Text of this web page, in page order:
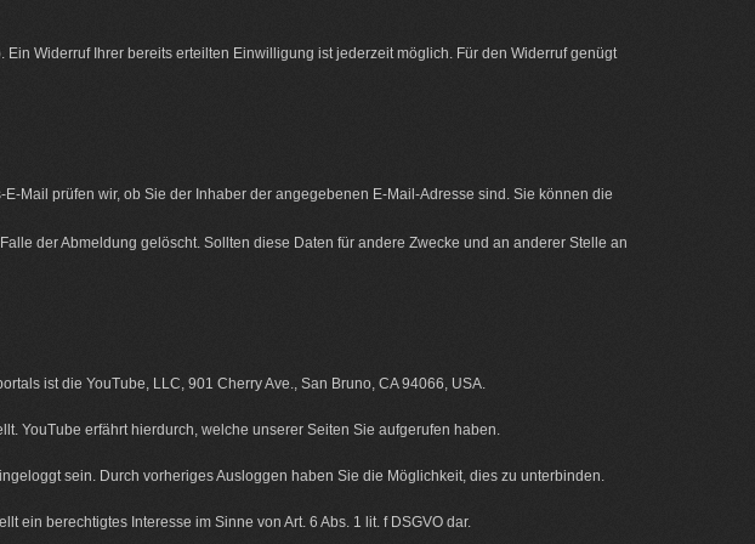
Widerruf Ihrer bereits erteilten Einwilligung ist jederzeit möglich. Für den Widerruf genügt
Mail prüfen wir, ob Sie der Inhaber der angegebenen E-Mail-Adresse sind. Sie können die
der Abmeldung gelöscht. Sollten diese Daten für andere Zwecke und an anderer Stelle an
ist die YouTube, LLC, 901 Cherry Ave., San Bruno, CA 94066, USA.
YouTube erfährt hierdurch, welche unserer Seiten Sie aufgerufen haben.
sein. Durch vorheriges Ausloggen haben Sie die Möglichkeit, dies zu unterbinden.
ein berechtigtes Interesse im Sinne von Art. 6 Abs. 1 lit. f DSGVO dar.